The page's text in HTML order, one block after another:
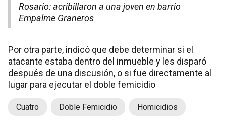
Rosario: acribillaron a una joven en barrio
Empalme Graneros
Por otra parte, indicó que debe determinar si el
atacante estaba dentro del inmueble y les disparó
después de una discusión, o si fue directamente al
lugar para ejecutar el doble femicidio
Cuatro Doble Femicidio Homicidios